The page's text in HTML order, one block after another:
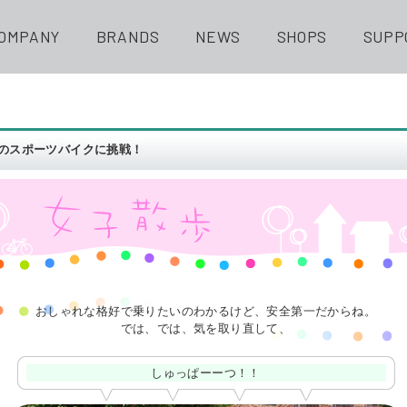
BRANDS NEWS SHOPS
スポーツバイクに挑戦！
おしゃれな格好で乗りたいのわかるけど、安全第一だからね。
では、では、気を取り直して、
しゅっぱーーつ！！